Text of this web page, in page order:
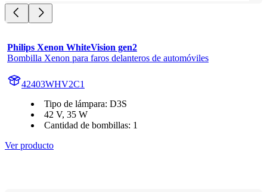
Philips Xenon WhiteVision gen2
Bombilla Xenon para faros delanteros de automóviles
42403WHV2C1
Tipo de lámpara: D3S
42 V, 35 W
Cantidad de bombillas: 1
Ver producto